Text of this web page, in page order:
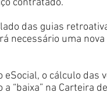
contratado.
das guias
necessário uma
o cálculo das
“baixa” na Carteira